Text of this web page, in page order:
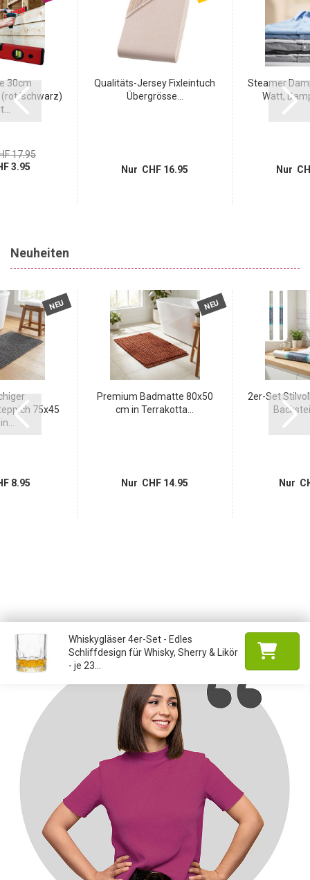
30cm
(rot/schwarz)
17.95
3.95
Qualitäts-Jersey Fixleintuch
Übergrösse...
Nur CHF 16.95
Steamer
Watt,
Nur
Neuheiten
NEU
75x45
8.95
NEU
Premium Badmatte 80x50
cm in Terrakotta...
Nur CHF 14.95
2er-Set
Nur
Whiskygläser 4er-Set - Edles
Schliffdesign für Whisky, Sherry & Likör
- je 23...